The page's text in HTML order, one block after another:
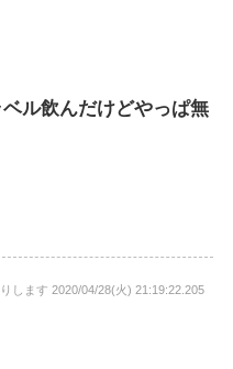
ル飲んだけどやっぱ無
します 2020/04/28(火) 21:19:22.205